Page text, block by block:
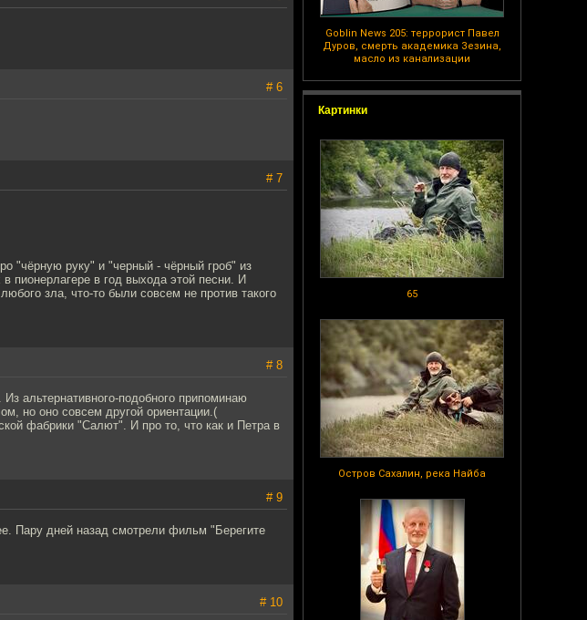
Goblin News 205: террорист Павел
Дуров, смерть академика Зезина,
масло из канализации
Картинки
65
Остров Сахалин, река Найба
# 6
# 7
"чёрную руку" и "черный - чёрный гроб" из
пионерлагере в год выхода этой песни. И
зла, что-то были совсем не против такого
# 8
альтернативного-подобного припоминаю
но оно совсем другой ориентации.(
фабрики "Салют". И про то, что как и Петра в
# 9
Пару дней назад смотрели фильм "Берегите
# 10